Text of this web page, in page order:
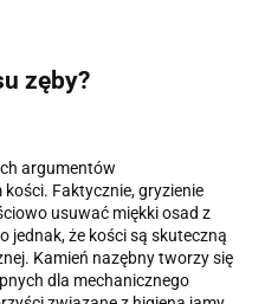
zęby?
argumentów
Faktycznie, gryzienie
usuwać miękki osad z
jednak, że kości są skuteczną
Kamień nazębny tworzy się
dla mechanicznego